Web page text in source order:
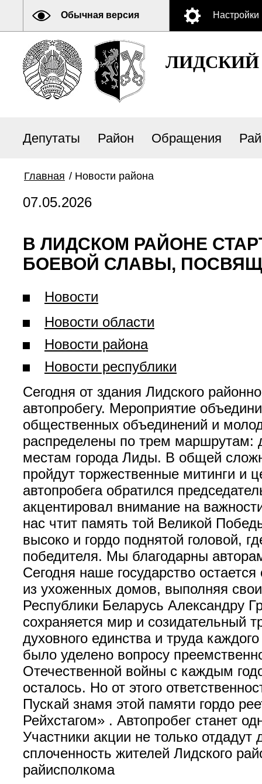
Обычная версия Настройки
Депутаты Район Обращения
Главная / Новости района
07.05.2026
В ЛИДСКОМ РАЙОНЕ
БОЕВОЙ СЛАВЫ,
Новости
Новости области
Новости района
Новости республики
Сегодня от здания Лидского
автопробегу. Мероприятие
общественных объединений и
распределены по трем маршрутам:
местам города Лиды. В общей
пройдут торжественные митинги и
автопробега обратился
акцентировал внимание на
нас чтит память той Великой
высоко и гордо поднятой головой,
победителя. Мы благодарны
Сегодня наше государство
из ухоженных домов, выполняя
Республики Беларусь Александру
сохраняется мир и созидательный
духовного единства и труда
было уделено вопросу
Отечественной войны с каждым
осталось. Но от этого
Пускай знамя этой памяти гордо
Рейхстагом» . Автопробег станет
Участники акции не только
сплоченность жителей Лидского
райисполкома